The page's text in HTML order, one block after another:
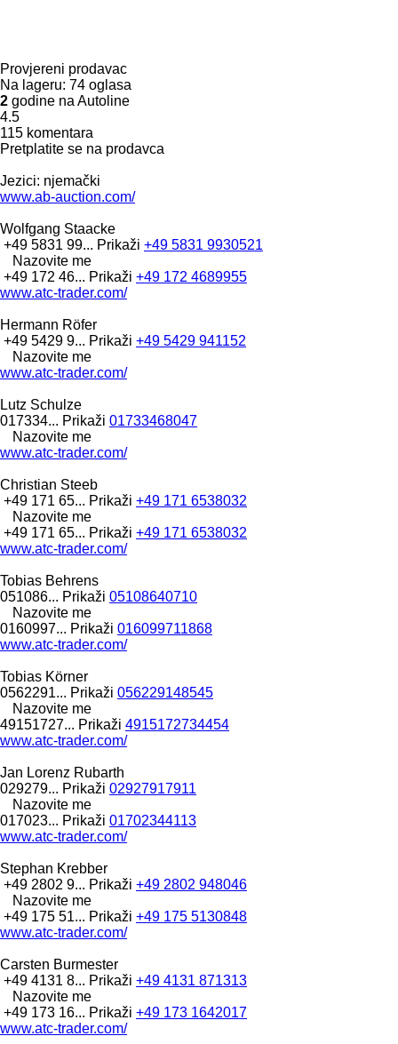
Provjereni prodavac
Na lageru: 74 oglasa
2 godine na Autoline
4.5
115 komentara
Pretplatite se na prodavca
Jezici: njemački
www.ab-auction.com/
Wolfgang Staacke
+49 5831 99... Prikaži +49 5831 9930521
Nazovite me
+49 172 46... Prikaži +49 172 4689955
www.atc-trader.com/
Hermann Röfer
+49 5429 9... Prikaži +49 5429 941152
Nazovite me
www.atc-trader.com/
Lutz Schulze
017334... Prikaži 01733468047
Nazovite me
www.atc-trader.com/
Christian Steeb
+49 171 65... Prikaži +49 171 6538032
Nazovite me
+49 171 65... Prikaži +49 171 6538032
www.atc-trader.com/
Tobias Behrens
051086... Prikaži 05108640710
Nazovite me
0160997... Prikaži 016099711868
www.atc-trader.com/
Tobias Körner
0562291... Prikaži 056229148545
Nazovite me
49151727... Prikaži 4915172734454
www.atc-trader.com/
Jan Lorenz Rubarth
029279... Prikaži 02927917911
Nazovite me
017023... Prikaži 01702344113
www.atc-trader.com/
Stephan Krebber
+49 2802 9... Prikaži +49 2802 948046
Nazovite me
+49 175 51... Prikaži +49 175 5130848
www.atc-trader.com/
Carsten Burmester
+49 4131 8... Prikaži +49 4131 871313
Nazovite me
+49 173 16... Prikaži +49 173 1642017
www.atc-trader.com/